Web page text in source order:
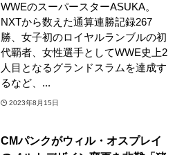
WWEのスーパースターASUKA。
NXTから数えた通算連勝記録267
勝、女子初のロイヤルランブルの初
代覇者、女性選手としてWWE史上2
人目となるグランドスラムを達成す
るなど、...
2023年8月15日
CMパンクがウィル・オスプレイ